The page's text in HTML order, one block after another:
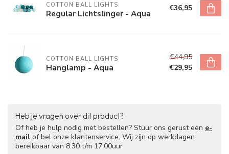
COTTON BALL LIGHTS
Regular Lichtslinger - Aqua €36,95
COTTON BALL LIGHTS
Hanglamp - Aqua
€44,95
€29,95
Heb je vragen over dit product?
Of heb je hulp nodig met bestellen? Stuur ons gerust een e-
mail of bel onze klantenservice. Wij zijn op werkdagen
bereikbaar van 8.30 t/m 17.00uur